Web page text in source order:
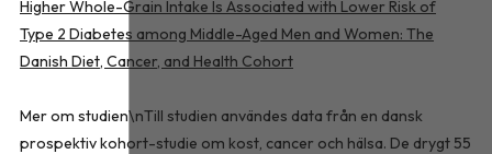
Higher Whole-Grain Intake Is Associated with Lower Risk of
Type 2 Diabetes among Middle-Aged Men and Women: The
Danish Diet, Cancer, and Health Cohort
Mer om studien\nTill studien användes data från en dansk
prospektiv kohort-studie om kost, cancer och hälsa. De drygt 55